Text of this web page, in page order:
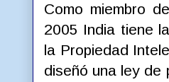
Como miembro
2005 India tiene
la Propiedad
diseñó una ley de